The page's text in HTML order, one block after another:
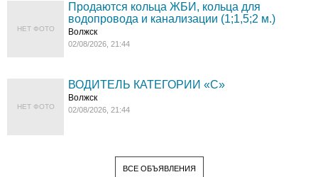
НЕТ ФОТО
Продаются кольца ЖБИ, кольца для
водопровода и канализации (1;1,5;2 м.)
Волжск
02/08/2026, 21:44
НЕТ ФОТО
ВОДИТЕЛЬ КАТЕГОРИИ «C»
Волжск
02/08/2026, 21:44
ВСЕ ОБЪЯВЛЕНИЯ